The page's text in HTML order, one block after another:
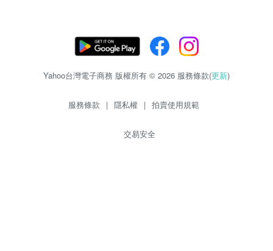
Yahoo台灣電子商務 版權所有 © 2026 服務條款(更新)
服務條款 | 隱私權 | 拍賣使用規範
交易安全